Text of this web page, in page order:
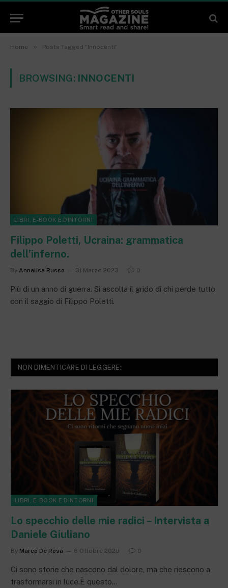
Home » Posts Tagged "Innocenti"
BROWSING: INNOCENTI
LIBRI, E-BOOK E DINTORNI
Filippo Poletti, Ucraina: grammatica
dell’inferno.
By Annalisa Russo 31 Marzo 2023 0
Più di un anno di guerra. Si ascolta il grido di chi perde tutto
con il saggio di Filippo Poletti.
NON DIMENTICARE DI LEGGERE:
LIBRI, E-BOOK E DINTORNI
Lo specchio delle mie radici – Intervista a
Daniele Giuliano
By Marco De Rosa 6 Ottobre 2025 0
Ci sono storie che nascono dal dolore, ma che riescono a
trasformarsi in luce.È questo…